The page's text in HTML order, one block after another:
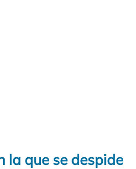
la que se despide